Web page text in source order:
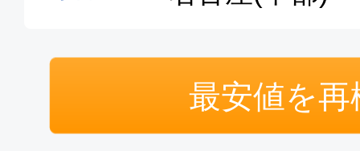
エコノミー
11:05
最安値を再